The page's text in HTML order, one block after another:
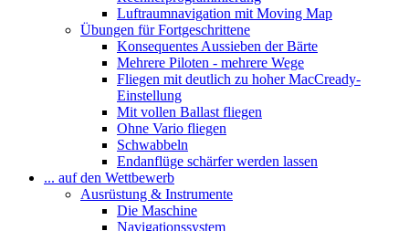
Luftraumnavigation mit Moving Map
Übungen für Fortgeschrittene
Konsequentes Aussieben der Bärte
Mehrere Piloten - mehrere Wege
Fliegen mit deutlich zu hoher MacCready-
Einstellung
Mit vollen Ballast fliegen
Ohne Vario fliegen
Schwabbeln
Endanflüge schärfer werden lassen
... auf den Wettbewerb
Ausrüstung & Instrumente
Die Maschine
Navigationssystem